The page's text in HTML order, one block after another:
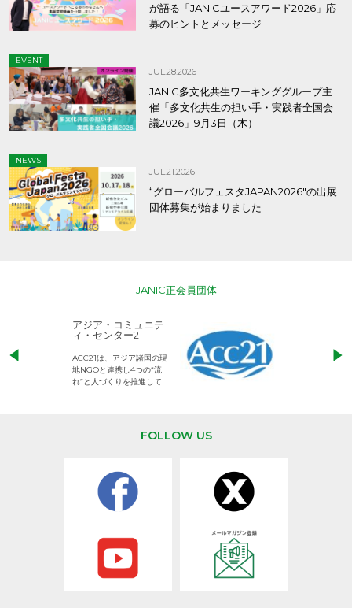
が語る「JANICユースアワード2026」応
募のヒントとメッセージ
EVENT
JUL.28.2026
JANIC多文化共生ワーキンググループ主
催「多文化共生の担い手・実践者全国会
議2026」9月3日（木）
NEWS
JUL.21.2026
“グローバルフェスタJAPAN2026″の出展
団体募集が始まりました
JANIC正会員団体
アジア・コミュニテ
ィ・センター21
ACC21は、アジア諸国の現
地NGOと連携し4つの“流
れ”と人づくりを推進してい
児童労働のない
権利が守られた
FOLLOW US